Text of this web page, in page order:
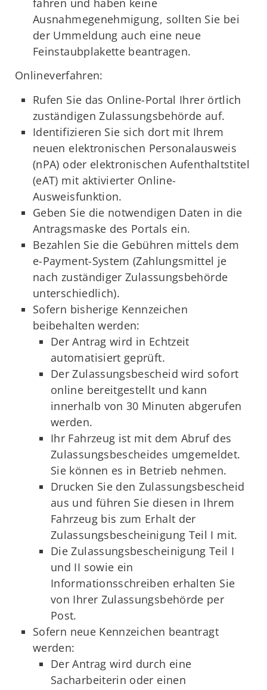
fahren und haben keine
Ausnahmegenehmigung, sollten Sie bei
der Ummeldung auch eine neue
Feinstaubplakette beantragen.
Onlineverfahren:
Rufen Sie das Online-Portal Ihrer örtlich
zuständigen Zulassungsbehörde auf.
Identifizieren Sie sich dort mit Ihrem
neuen elektronischen Personalausweis
(nPA) oder elektronischen Aufenthaltstitel
(eAT) mit aktivierter Online-
Ausweisfunktion.
Geben Sie die notwendigen Daten in die
Antragsmaske des Portals ein.
Bezahlen Sie die Gebühren mittels dem
e-Payment-System (Zahlungsmittel je
nach zuständiger Zulassungsbehörde
unterschiedlich).
Sofern bisherige Kennzeichen
beibehalten werden:
Der Antrag wird in Echtzeit
automatisiert geprüft.
Der Zulassungsbescheid wird sofort
online bereitgestellt und kann
innerhalb von 30 Minuten abgerufen
werden.
Ihr Fahrzeug ist mit dem Abruf des
Zulassungsbescheides umgemeldet.
Sie können es in Betrieb nehmen.
Drucken Sie den Zulassungsbescheid
aus und führen Sie diesen in Ihrem
Fahrzeug bis zum Erhalt der
Zulassungsbescheinigung Teil I mit.
Die Zulassungsbescheinigung Teil I
und II sowie ein
Informationsschreiben erhalten Sie
von Ihrer Zulassungsbehörde per
Post.
Sofern neue Kennzeichen beantragt
werden:
Der Antrag wird durch eine
Sacharbeiterin oder einen